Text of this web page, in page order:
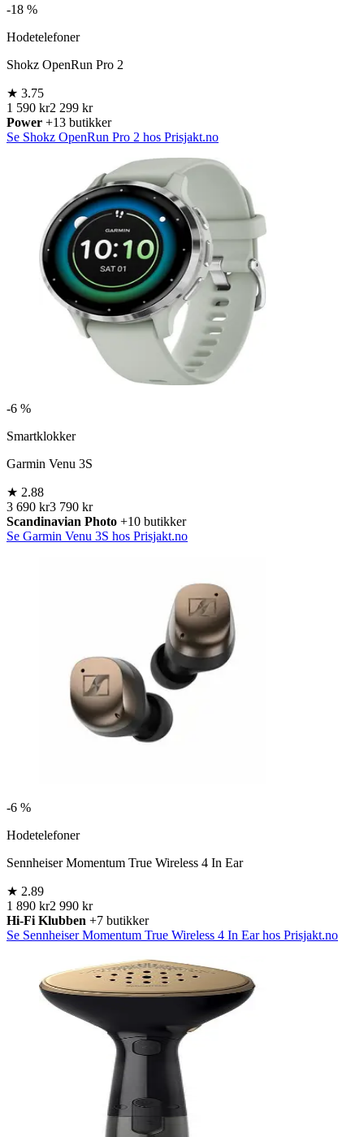
-18 %
Hodetelefoner
Shokz OpenRun Pro 2
★ 3.75
1 590 kr2 299 kr
Power +13 butikker
Se Shokz OpenRun Pro 2 hos Prisjakt.no
-6 %
Smartklokker
Garmin Venu 3S
★ 2.88
3 690 kr3 790 kr
Scandinavian Photo +10 butikker
Se Garmin Venu 3S hos Prisjakt.no
-6 %
Hodetelefoner
Sennheiser Momentum True Wireless 4 In Ear
★ 2.89
1 890 kr2 990 kr
Hi-Fi Klubben +7 butikker
Se Sennheiser Momentum True Wireless 4 In Ear hos Prisjakt.no